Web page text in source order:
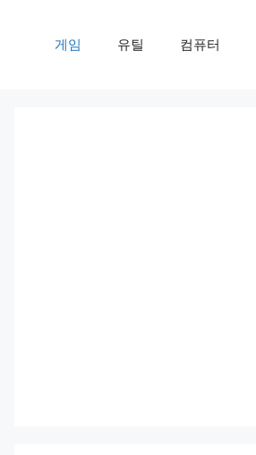
게임 유틸 컴퓨터